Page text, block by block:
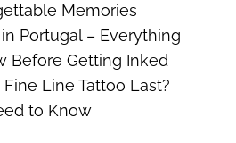
Memories
Portugal – Everything
Before Getting Inked
Line Tattoo Last?
to Know